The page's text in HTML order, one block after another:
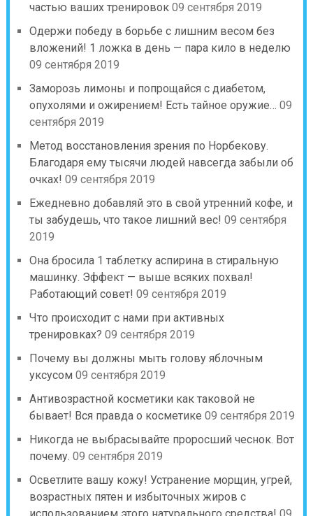
частью ваших тренировок 09 сентября 2019
Одержи победу в борьбе с лишним весом без
вложений! 1 ложка в день — пара кило в неделю
09 сентября 2019
Заморозь лимоны и попрощайся с диабетом,
опухолями и ожирением! Есть тайное оружие… 09
сентября 2019
Метод восстановления зрения по Норбекову.
Благодаря ему тысячи людей навсегда забыли об
очках! 09 сентября 2019
Ежедневно добавляй это в свой утренний кофе, и
ты забудешь, что такое лишний вес! 09 сентября
2019
Она бросила 1 таблетку аспирина в стиральную
машинку. Эффект — выше всяких похвал!
Работающий совет! 09 сентября 2019
Что происходит с нами при активных
тренировках? 09 сентября 2019
Почему вы должны мыть голову яблочным
уксусом 09 сентября 2019
Антивозрастной косметики как таковой не
бывает! Вся правда о косметике 09 сентября 2019
Никогда не выбрасывайте проросший чеснок. Вот
почему. 09 сентября 2019
Осветлите вашу кожу! Устранение морщин, угрей,
возрастных пятен и избыточных жиров с